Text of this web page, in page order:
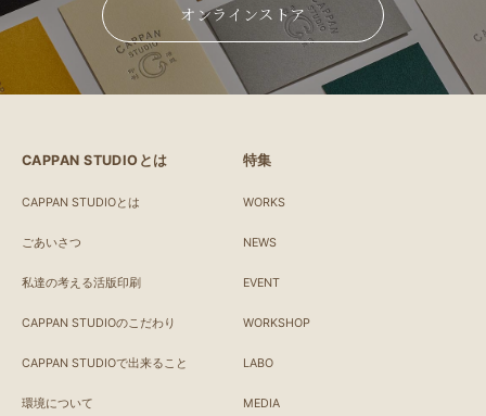
オンラインストア
CAPPAN STUDIOとは
CAPPAN STUDIOとは
ごあいさつ
私達の考える活版印刷
CAPPAN STUDIOのこだわり
CAPPAN STUDIOで出来ること
環境について
特集
WORKS
NEWS
EVENT
WORKSHOP
LABO
MEDIA